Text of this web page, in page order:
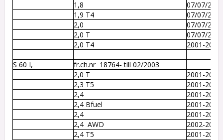
1,8
07/07/
1,9 T4
07/07/
2,0
07/07/
2,0 T
07/07/
2,0 T4
2001-2003
S 60 I,
fr.ch.nr  18764- till 02/2003
2,0 T
2001-2009
2,3 T5
2001-2004
2,4
2001-2009
2,4 Bfuel
2001-2009
2,4
2001-2003
2,4  AWD
2002-2002
2,4 T5
2001-2009